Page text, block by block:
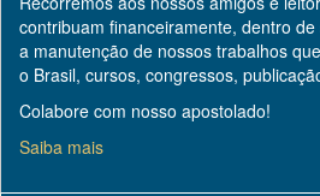
contribuam financeiramente, dentro
a manutenção de nossos trabalhos
o Brasil, cursos, congressos,
Colabore com nosso apostolado!
Saiba mais